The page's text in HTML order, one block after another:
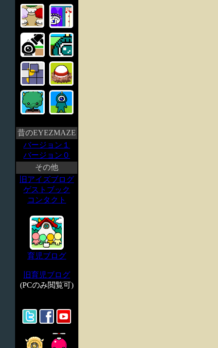
昔のEYEZMAZE
バージョン１
バージョン０
その他
旧アイズブログ
ゲストブック
コンタクト
育児ブログ
旧育児ブログ
(PCのみ閲覧可)